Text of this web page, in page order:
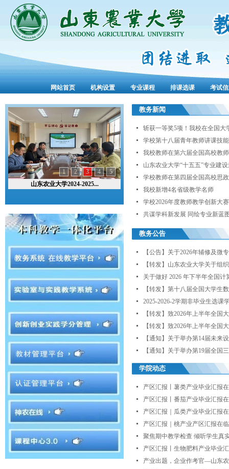
网站首页 机构设置 专业课程 排课选课 考试
1 2 3 4
5
山东农业大学2024-2025...
教务新闻
斩获一等奖5项！我校在全国大
学校第十八届青年教师讲课技
我校教师在第六届全国高校教
山东农业大学“十五五”专业建
学校教师在第四届全国高校思
我校新增4名省级教学名师
学校2026年度教师教学创新大
共谋学科新发展 同绘专业新蓝
教务公告
【公告】关于2026年辅修及微
【转发】山东农业大学关于组
关于做好 2026 年下半年全国
【转发】第十八届全国大学生
2025-2026-2学期非毕业生选课
【转发】致2026年上半年全国
【转发】致2026年上半年全国
【通知】关于举办第14届未来
【通知】关于举办第19届全国
学院动态
产区汇报丨薯类产业毕业汇报
产区汇报丨番茄产业毕业汇报
产区汇报｜瓜类产业毕业汇报
产区汇报｜桃产业产区汇报在
聚焦期中教学检查 倾听学生
产区汇报丨生物肥料产业毕业
产业出题，企业作考官—山东